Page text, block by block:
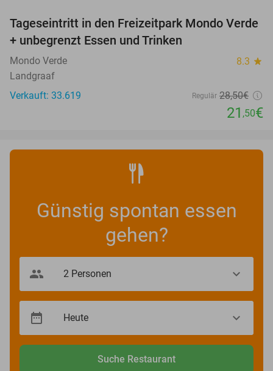
25%
Tageseintritt in den Freizeitpark Mondo Verde
+ unbegrenzt Essen und Trinken
Mondo Verde 8.3 star
Landgraaf
Verkauft: 33.619
Regulär 28,50€
21 ,50€
Günstig spontan essen
gehen?
Suche Restaurant